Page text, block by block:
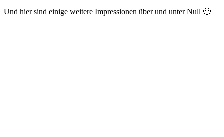
Und hier sind einige weitere Impressionen über und unter Null 🙂